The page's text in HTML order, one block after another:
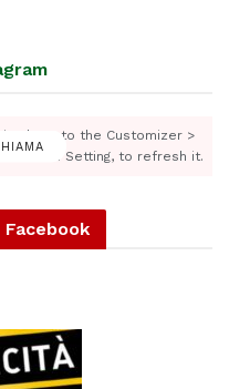
Go to the Customizer >
Feed Setting, to refresh it.